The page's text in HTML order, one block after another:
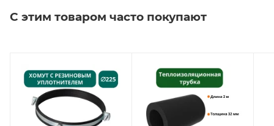
С этим товаром часто покупают